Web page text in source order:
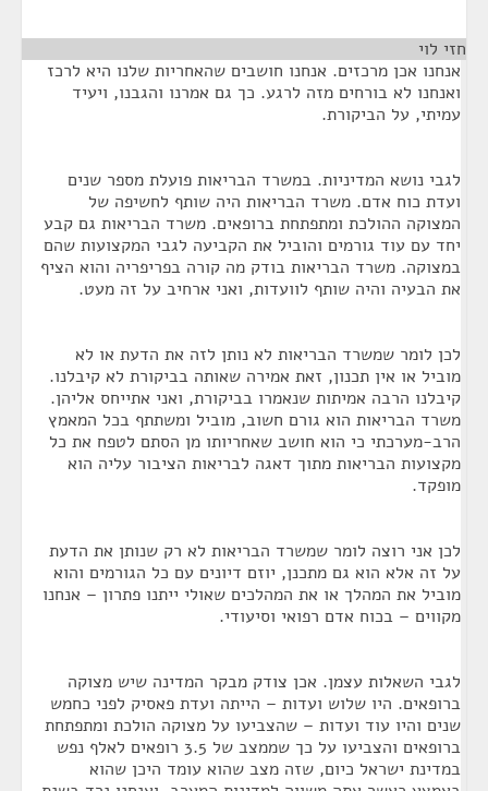
חזי לוי
אנחנו אכן מרכזים. אנחנו חושבים שהאחריות שלנו היא לרכז
ואנחנו לא בורחים מזה לרגע. כך גם אמרנו והגבנו, ויעיד
עמיתי, על הביקורת.
לגבי נושא המדיניות. במשרד הבריאות פועלת מספר שנים
ועדת כוח אדם. משרד הבריאות היה שותף לחשיפה של
המצוקה ההולכת ומתפתחת ברופאים. משרד הבריאות גם קבע
יחד עם עוד גורמים והוביל את הקביעה לגבי המקצועות שהם
במצוקה. משרד הבריאות בודק מה קורה בפריפריה והוא הציף
את הבעיה והיה שותף לוועדות, ואני ארחיב על זה מעט.
לכן לומר שמשרד הבריאות לא נותן לזה את הדעת או לא
מוביל או אין תכנון, זאת אמירה שאותה בביקורת לא קיבלנו.
קיבלנו הרבה אמיתות שנאמרו בביקורת, ואני אתייחס אליהן.
משרד הבריאות הוא גורם חשוב, מוביל ומשתתף בכל המאמץ
הרב-מערכתי כי הוא חושב שאחריותו מן הסתם לטפח את כל
מקצועות הבריאות מתוך דאגה לבריאות הציבור עליה הוא
מופקד.
לכן אני רוצה לומר שמשרד הבריאות לא רק שנותן את הדעת
על זה אלא הוא גם מתכנן, יוזם דיונים עם כל הגורמים והוא
מוביל את המהלך או את המהלכים שאולי ייתנו פתרון – אנחנו
מקווים – בכוח אדם רפואי וסיעודי.
לגבי השאלות עצמן. אכן צודק מבקר המדינה שיש מצוקה
ברופאים. היו שלוש ועדות – הייתה ועדת פאסיק לפני כחמש
שנים והיו עוד ועדות – שהצביעו על מצוקה הולכת ומתפתחת
ברופאים והצביעו על כך שממצב של 3.5 רופאים לאלף נפש
במדינת ישראל כיום, שזה מצב שהוא עומד היכן שהוא